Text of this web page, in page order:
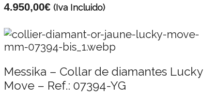
4.950,00€ (Iva Incluido)
Messika – Collar de diamantes Lucky
Move – Ref.: 07394-YG